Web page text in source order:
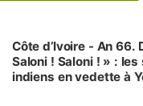
Côte d’Ivoire - An 66.
Saloni ! Saloni ! » :
indiens en vedette à